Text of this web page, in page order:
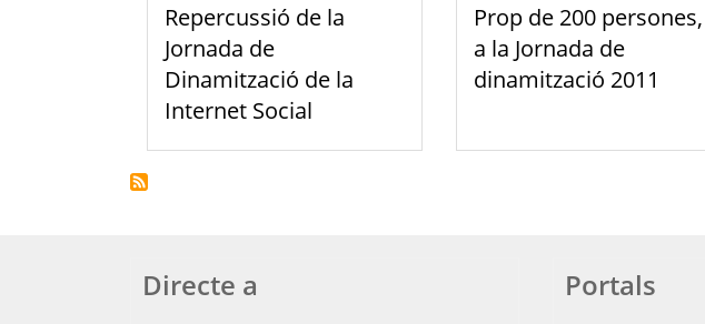
Repercussió de la
Jornada de
Dinamització de la
Internet Social
Prop de 200 persones,
a la Jornada de
dinamització 2011
Directe a Portals